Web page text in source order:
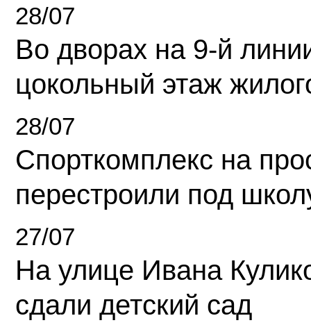
28/07
Во дворах на 9-й
цокольный этаж
28/07
Спорткомплекс на
перестроили под
27/07
На улице Ивана
сдали детский сад